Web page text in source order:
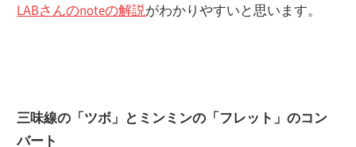
LABさんのnoteの解説がわかりやすいと思います。
三味線の「ツボ」とミンミンの「フレット」のコン
バート